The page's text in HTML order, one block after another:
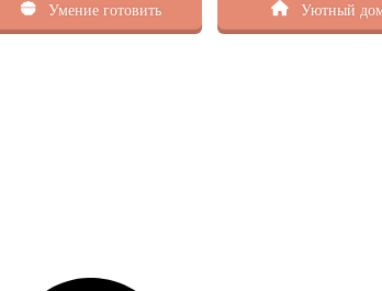
Умение готовить Уютный